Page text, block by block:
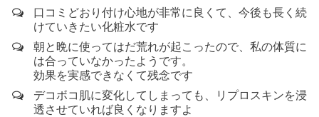
口コミどおり付け心地が非常に良くて、今後も長く続
けていきたい化粧水です
朝と晩に使ってはだ荒れが起こったので、私の体質に
は合っていなかったようです。
効果を実感できなくて残念です
デコボコ肌に変化してしまっても、リプロスキンを浸
透させていれば良くなりますよ